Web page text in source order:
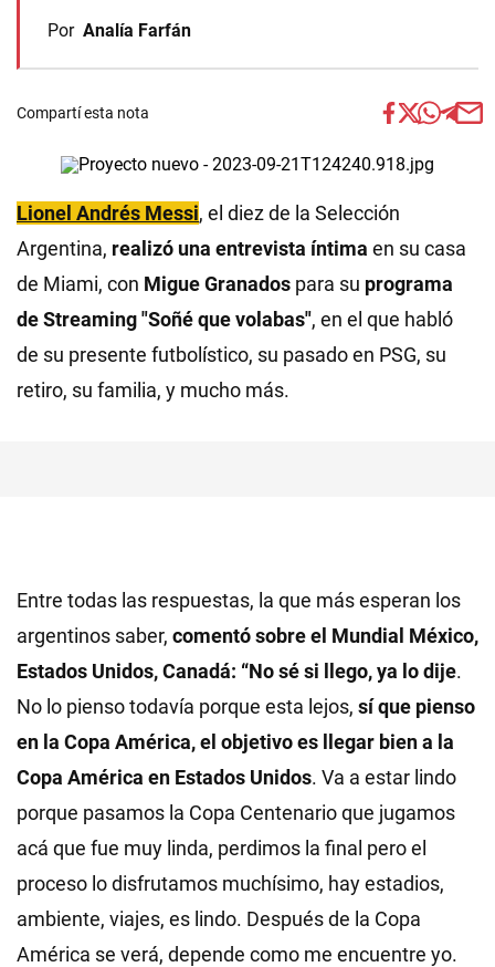
Por Analía Farfán
Compartí esta nota
Lionel Andrés Messi, el diez de la Selección
Argentina, realizó una entrevista íntima en su casa
de Miami, con Migue Granados para su programa
de Streaming "Soñé que volabas", en el que habló
de su presente futbolístico, su pasado en PSG, su
retiro, su familia, y mucho más.
Entre todas las respuestas, la que más esperan los
argentinos saber, comentó sobre el Mundial México,
Estados Unidos, Canadá: “No sé si llego, ya lo dije.
No lo pienso todavía porque esta lejos, sí que pienso
en la Copa América, el objetivo es llegar bien a la
Copa América en Estados Unidos. Va a estar lindo
porque pasamos la Copa Centenario que jugamos
acá que fue muy linda, perdimos la final pero el
proceso lo disfrutamos muchísimo, hay estadios,
ambiente, viajes, es lindo. Después de la Copa
América se verá, depende como me encuentre yo.